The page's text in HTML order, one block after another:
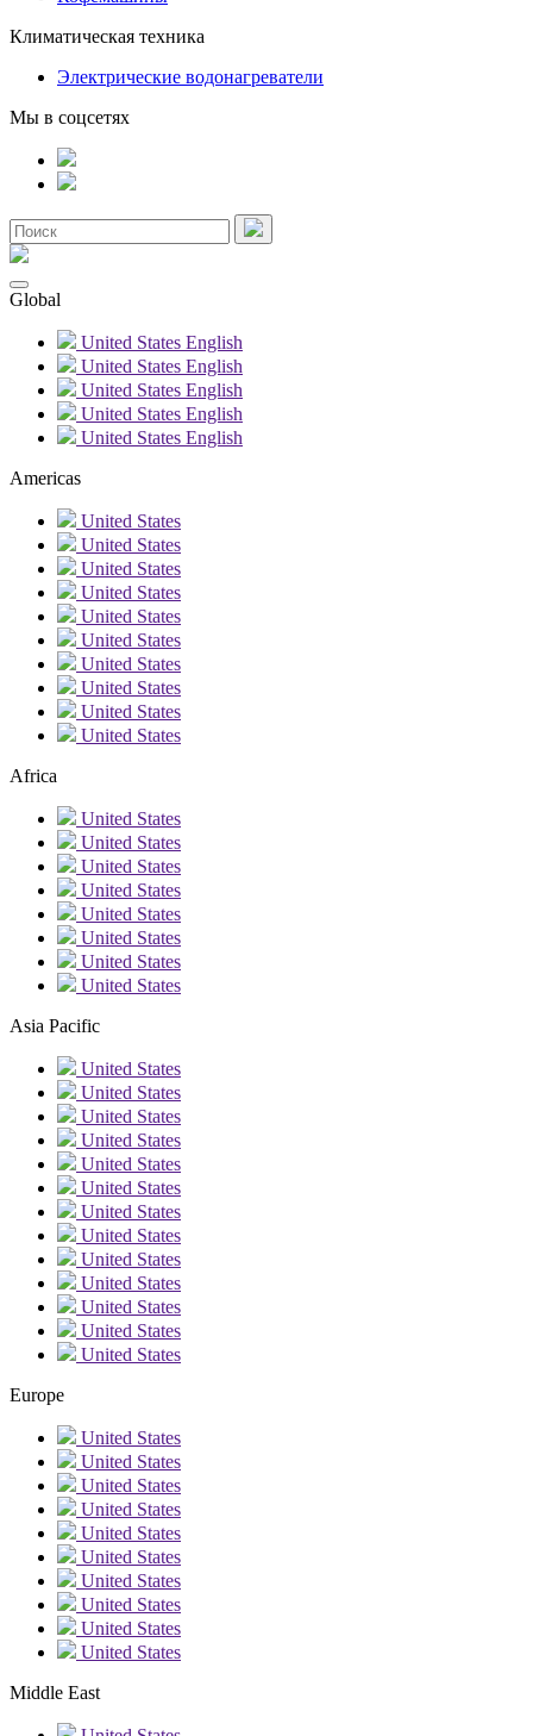
Климатическая техника
Электрические водонагреватели
Мы в соцсетях
Global
United States English
United States English
United States English
United States English
United States English
Americas
United States
United States
United States
United States
United States
United States
United States
United States
United States
United States
Africa
United States
United States
United States
United States
United States
United States
United States
United States
Asia Pacific
United States
United States
United States
United States
United States
United States
United States
United States
United States
United States
United States
United States
United States
Europe
United States
United States
United States
United States
United States
United States
United States
United States
United States
United States
Middle East